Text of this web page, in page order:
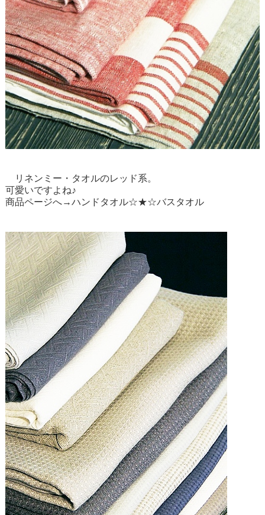
リネンミー・タオルのレッド系。
可愛いですよね♪
商品ページへ→ハンドタオル☆★☆バスタオル